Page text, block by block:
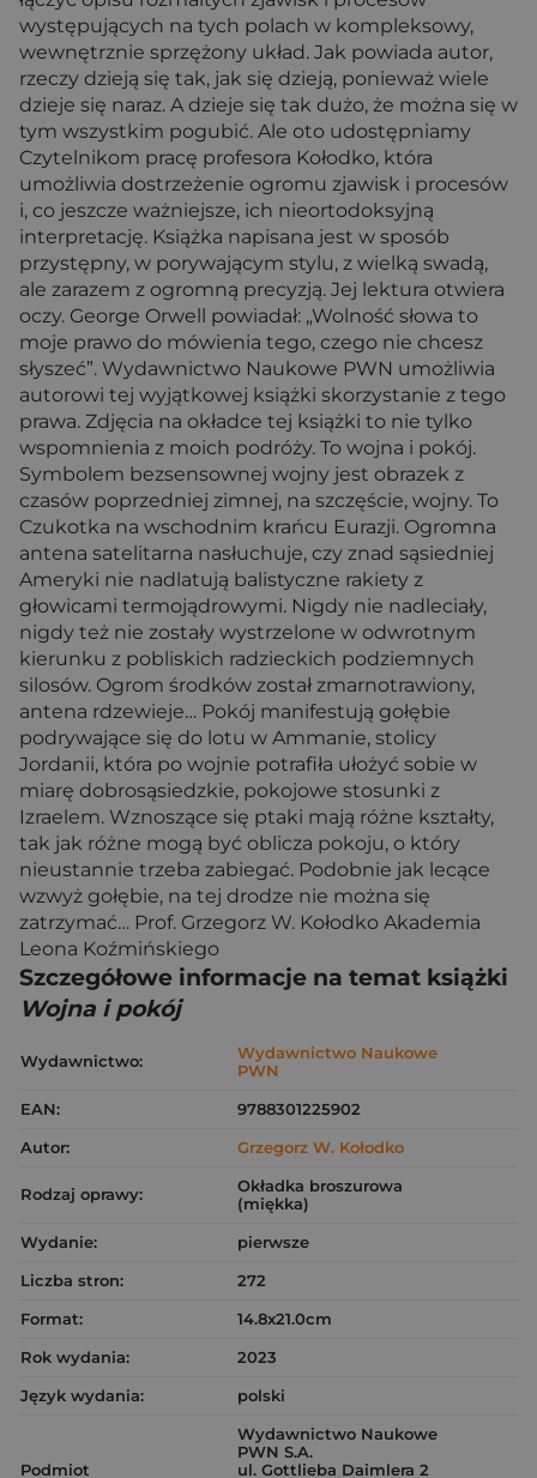
występujących na tych polach w kompleksowy,
wewnętrznie sprzężony układ. Jak powiada autor,
rzeczy dzieją się tak, jak się dzieją, ponieważ wiele
dzieje się naraz. A dzieje się tak dużo, że można się w
tym wszystkim pogubić. Ale oto udostępniamy
Czytelnikom pracę profesora Kołodko, która
umożliwia dostrzeżenie ogromu zjawisk i procesów
i, co jeszcze ważniejsze, ich nieortodoksyjną
interpretację. Książka napisana jest w sposób
przystępny, w porywającym stylu, z wielką swadą,
ale zarazem z ogromną precyzją. Jej lektura otwiera
oczy. George Orwell powiadał: „Wolność słowa to
moje prawo do mówienia tego, czego nie chcesz
słyszeć”. Wydawnictwo Naukowe PWN umożliwia
autorowi tej wyjątkowej książki skorzystanie z tego
prawa. Zdjęcia na okładce tej książki to nie tylko
wspomnienia z moich podróży. To wojna i pokój.
Symbolem bezsensownej wojny jest obrazek z
czasów poprzedniej zimnej, na szczęście, wojny. To
Czukotka na wschodnim krańcu Eurazji. Ogromna
antena satelitarna nasłuchuje, czy znad sąsiedniej
Ameryki nie nadlatują balistyczne rakiety z
głowicami termojądrowymi. Nigdy nie nadleciały,
nigdy też nie zostały wystrzelone w odwrotnym
kierunku z pobliskich radzieckich podziemnych
silosów. Ogrom środków został zmarnotrawiony,
antena rdzewieje… Pokój manifestują gołębie
podrywające się do lotu w Ammanie, stolicy
Jordanii, która po wojnie potrafiła ułożyć sobie w
miarę dobrosąsiedzkie, pokojowe stosunki z
Izraelem. Wznoszące się ptaki mają różne kształty,
tak jak różne mogą być oblicza pokoju, o który
nieustannie trzeba zabiegać. Podobnie jak lecące
wzwyż gołębie, na tej drodze nie można się
zatrzymać… Prof. Grzegorz W. Kołodko Akademia
Leona Koźmińskiego
Szczegółowe informacje na temat książki
Wojna i pokój
Wydawnictwo:
Wydawnictwo Naukowe
PWN
EAN:
9788301225902
Autor:
Grzegorz W. Kołodko
Rodzaj oprawy:
Okładka broszurowa
(miękka)
Wydanie:
pierwsze
Liczba stron:
272
Format:
14.8x21.0cm
Rok wydania:
2023
Język wydania:
polski
Podmiot
Wydawnictwo Naukowe
PWN S.A.
ul. Gottlieba Daimlera 2